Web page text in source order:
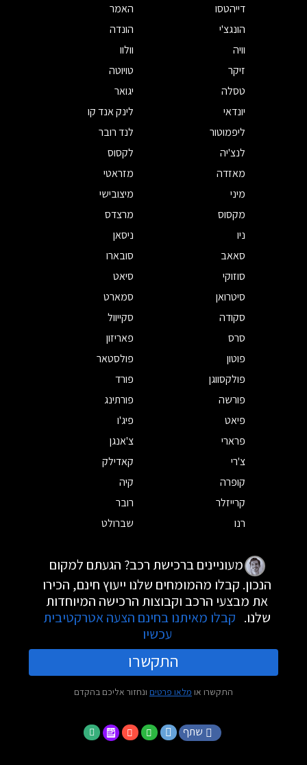
דייהטסו
האמר
הונגצ'י
הונדה
וויה
וולוו
זיקר
טויוטה
טסלה
יגואר
יונדאי
לינק אנד קו
ליפמוטור
לנד רובר
לנצ'יה
לקסוס
מאזדה
מזראטי
מיני
מיצובישי
מקסוס
מרצדס
ניו
ניסאן
סאאב
סובארו
סוזוקי
סיאט
סיטרואן
סמארט
סקודה
סקייוול
סרס
פאריזון
פוטון
פולסטאר
פולקסווגן
פורד
פורשה
פורתינג
פיאט
פיג'ו
פרארי
צ'אנגן
צ'רי
קאדילק
קופרה
קיה
קרייזלר
רובר
רנו
שברולט
מעוניינים ברכישת רכב? הגעתם למקום
הנכון. קבלו מהמומחים שלנו ייעוץ חינם, הכירו
את מבצעי הרכב וקבוצות הרכישה המיוחדות
שלנו. קבלו מאיתנו בחינם הצעה אטרקטיבית
עכשיו
התקשרו
התקשרו או מלאו פרטים ונחזור אליכם בהקדם
שתף